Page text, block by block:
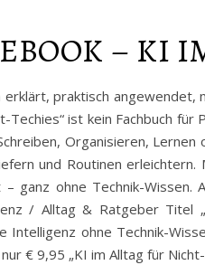
EBOOK – KI
erklärt, praktisch
Techies“ ist kein Fachbuch
Organisieren,
und Routinen
ganz ohne Technik-Wissen.
/ Alltag & Ratgeber Titel
ohne Technik-
€ 9,95 „KI im Alltag für